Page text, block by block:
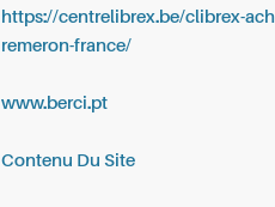
https://centrelibrex.be/clibrex-
remeron-france/
www.berci.pt
Contenu Du Site